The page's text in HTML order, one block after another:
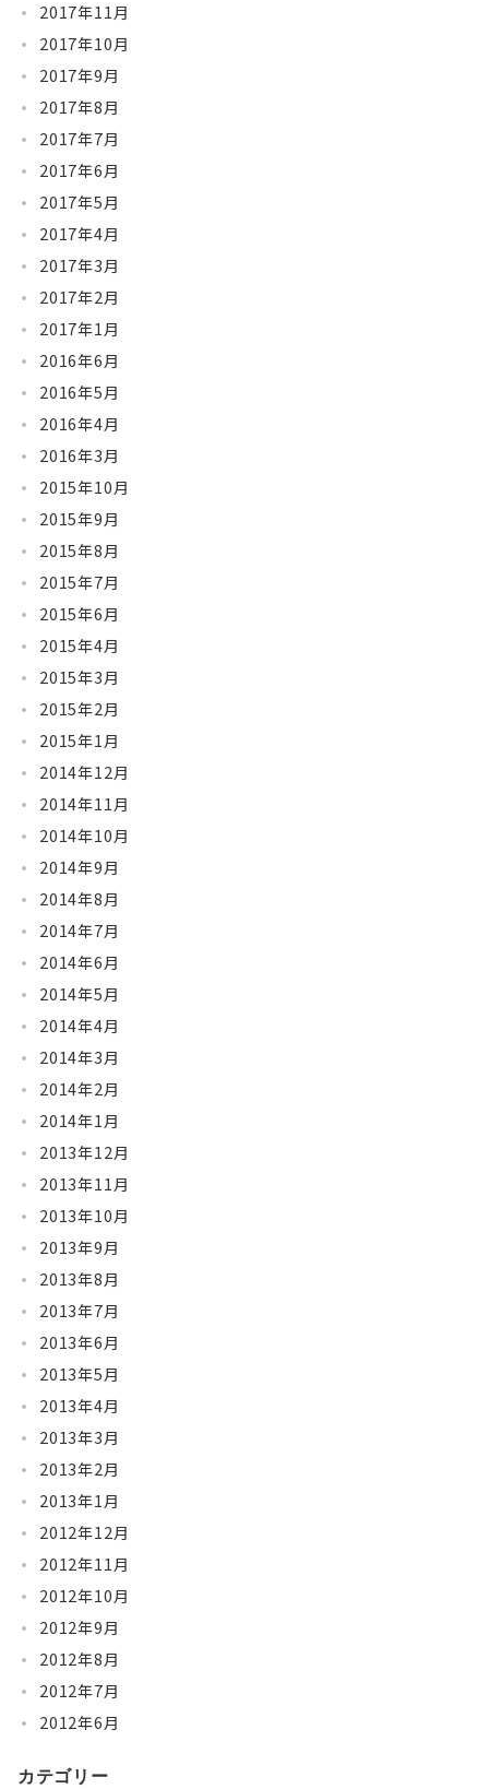
2017年11月
2017年10月
2017年9月
2017年8月
2017年7月
2017年6月
2017年5月
2017年4月
2017年3月
2017年2月
2017年1月
2016年6月
2016年5月
2016年4月
2016年3月
2015年10月
2015年9月
2015年8月
2015年7月
2015年6月
2015年4月
2015年3月
2015年2月
2015年1月
2014年12月
2014年11月
2014年10月
2014年9月
2014年8月
2014年7月
2014年6月
2014年5月
2014年4月
2014年3月
2014年2月
2014年1月
2013年12月
2013年11月
2013年10月
2013年9月
2013年8月
2013年7月
2013年6月
2013年5月
2013年4月
2013年3月
2013年2月
2013年1月
2012年12月
2012年11月
2012年10月
2012年9月
2012年8月
2012年7月
2012年6月
カテゴリー